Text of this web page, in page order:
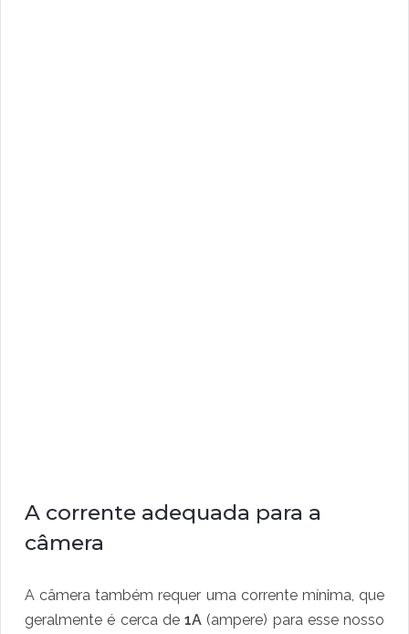
A corrente adequada para a
câmera
A câmera também requer uma corrente mínima, que
geralmente é cerca de 1A (ampere) para esse nosso